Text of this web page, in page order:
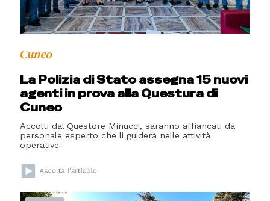
Cuneo
La Polizia di Stato assegna 15 nuovi
agenti in prova alla Questura di
Cuneo
Accolti dal Questore Minucci, saranno affiancati da
personale esperto che li guiderà nelle attività
operative